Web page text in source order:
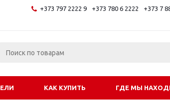
+373 797 2222 9 +373 780 6 2222 +373 7
КАК КУПИТЬ ГДЕ МЫ